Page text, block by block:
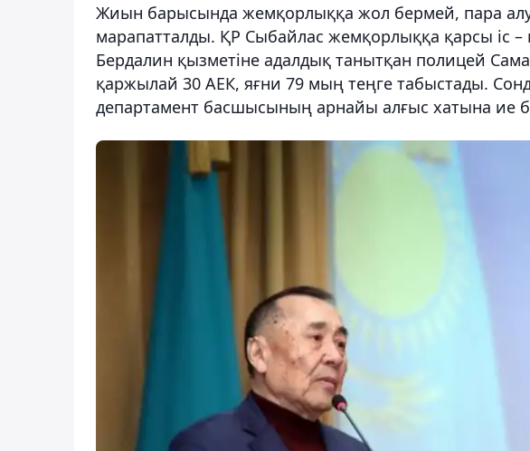
Жиын барысында жемқорлыққа жол бермей, пара
марапатталды. ҚР Сыбайлас жемқорлыққа қарсы іс –
Бердалин қызметіне адалдық танытқан полицей
қаржылай 30 АЕК, яғни 79 мың теңге табыстады.
департамент басшысының арнайы алғыс хатына ие